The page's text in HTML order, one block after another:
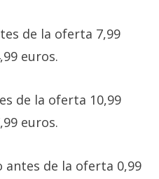
de la oferta 7,99
euros.
de la oferta 10,99
euros.
antes de la oferta 0,99